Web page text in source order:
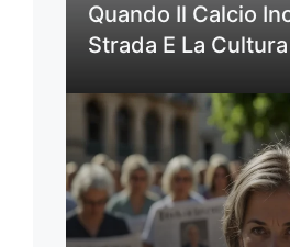
Quando Il Calcio
Strada E La